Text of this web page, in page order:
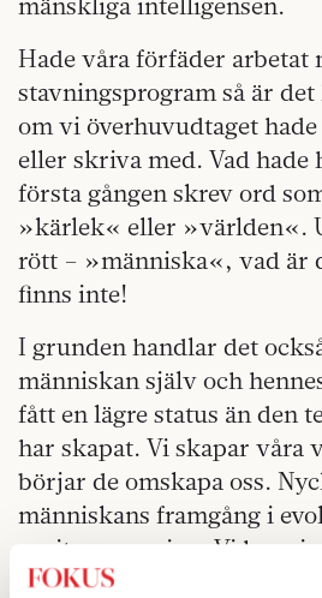
Hade våra förfäder arbetat
stavningsprogram så är
om vi överhuvudtaget
eller skriva med. Vad hade
första gången skrev ord
»kärlek« eller »världen«.
rött – »människa«, vad är
finns inte!
I grunden handlar det
människan själv och
fått en lägre status än den
har skapat. Vi skapar våra
börjar de omskapa oss.
människans framgång i
varit anpassning. Vi har
sådant som blivit till